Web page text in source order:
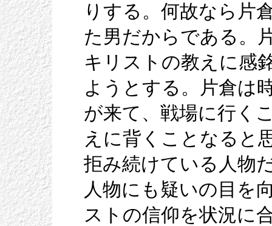
りする。何故なら片
た男だからである。
キリストの教えに感
ようとする。片倉は
が来て、戦場に行く
えに背くことなると
拒み続けている人物
人物にも疑いの目を
ストの信仰を状況に